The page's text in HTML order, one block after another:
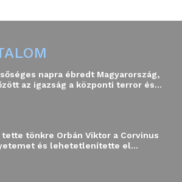
napra ébredt Magyarország,
az igazság a központi terror és...
tette tönkre Orbán Viktor a Corvinus
és lehetetlenítette el...